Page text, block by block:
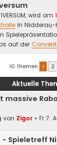
wird am
in Nidderau-
auf der
10 Themen 1 2
Aktuelle
massive
von Zigor « Fr 7.
- Spieletreff